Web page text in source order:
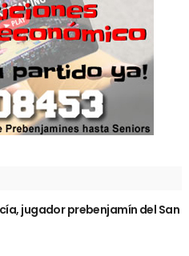
jugador prebenjamín del San